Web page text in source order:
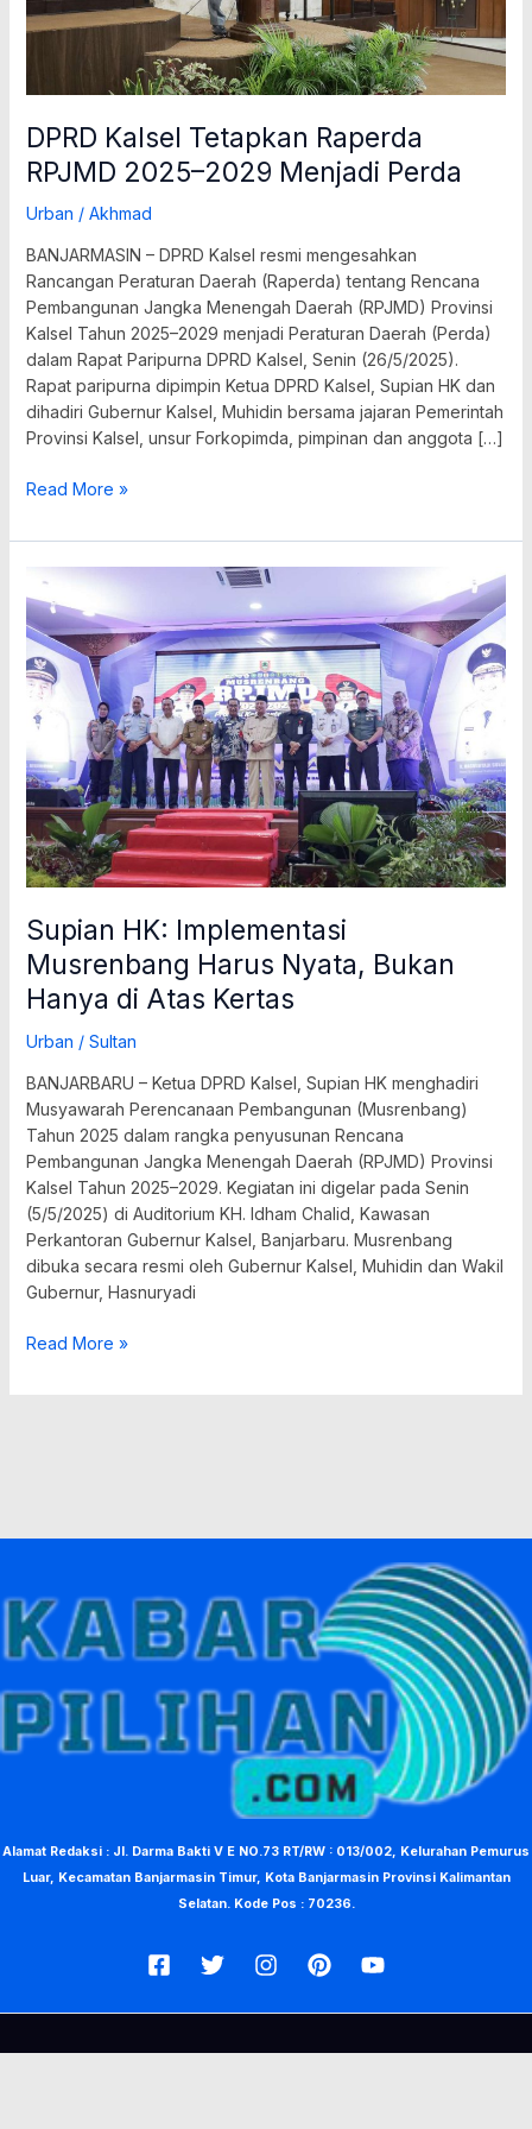
DPRD Kalsel Tetapkan Raperda
RPJMD 2025–2029 Menjadi Perda
Urban / Akhmad
BANJARMASIN – DPRD Kalsel resmi mengesahkan
Rancangan Peraturan Daerah (Raperda) tentang Rencana
Pembangunan Jangka Menengah Daerah (RPJMD) Provinsi
Kalsel Tahun 2025–2029 menjadi Peraturan Daerah (Perda)
dalam Rapat Paripurna DPRD Kalsel, Senin (26/5/2025).
Rapat paripurna dipimpin Ketua DPRD Kalsel, Supian HK dan
dihadiri Gubernur Kalsel, Muhidin bersama jajaran Pemerintah
Provinsi Kalsel, unsur Forkopimda, pimpinan dan anggota […]
Read More »
Supian HK: Implementasi
Musrenbang Harus Nyata, Bukan
Hanya di Atas Kertas
Urban / Sultan
BANJARBARU – Ketua DPRD Kalsel, Supian HK menghadiri
Musyawarah Perencanaan Pembangunan (Musrenbang)
Tahun 2025 dalam rangka penyusunan Rencana
Pembangunan Jangka Menengah Daerah (RPJMD) Provinsi
Kalsel Tahun 2025–2029. Kegiatan ini digelar pada Senin
(5/5/2025) di Auditorium KH. Idham Chalid, Kawasan
Perkantoran Gubernur Kalsel, Banjarbaru. Musrenbang
dibuka secara resmi oleh Gubernur Kalsel, Muhidin dan Wakil
Gubernur, Hasnuryadi
Supian
HK:
Implementasi
Musrenbang
Harus
Nyata,
Bukan
Hanya
di
Atas
Kertas
Read More »
Alamat Redaksi : Jl. Darma Bakti V E NO.73 RT/RW : 013/002, Kelurahan Pemurus
Luar, Kecamatan Banjarmasin Timur, Kota Banjarmasin Provinsi Kalimantan
Selatan. Kode Pos : 70236.